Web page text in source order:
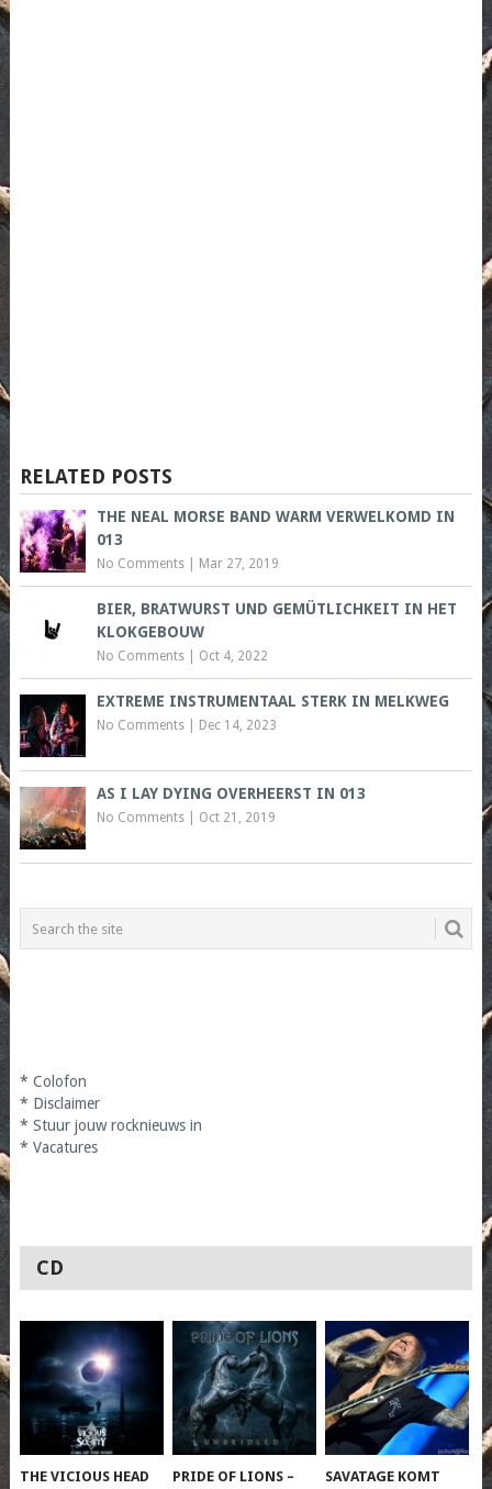
RELATED POSTS
THE NEAL MORSE BAND WARM VERWELKOMD IN
013
No Comments| Mar 27, 2019
BIER, BRATWURST UND GEMÜTLICHKEIT IN HET
KLOKGEBOUW
No Comments| Oct 4, 2022
EXTREME INSTRUMENTAAL STERK IN MELKWEG
No Comments| Dec 14, 2023
AS I LAY DYING OVERHEERST IN 013
No Comments| Oct 21, 2019
* Colofon
* Disclaimer
* Stuur jouw rocknieuws in
* Vacatures
CD
THE VICIOUS HEAD PRIDE OF LIONS – SAVATAGE KOMT